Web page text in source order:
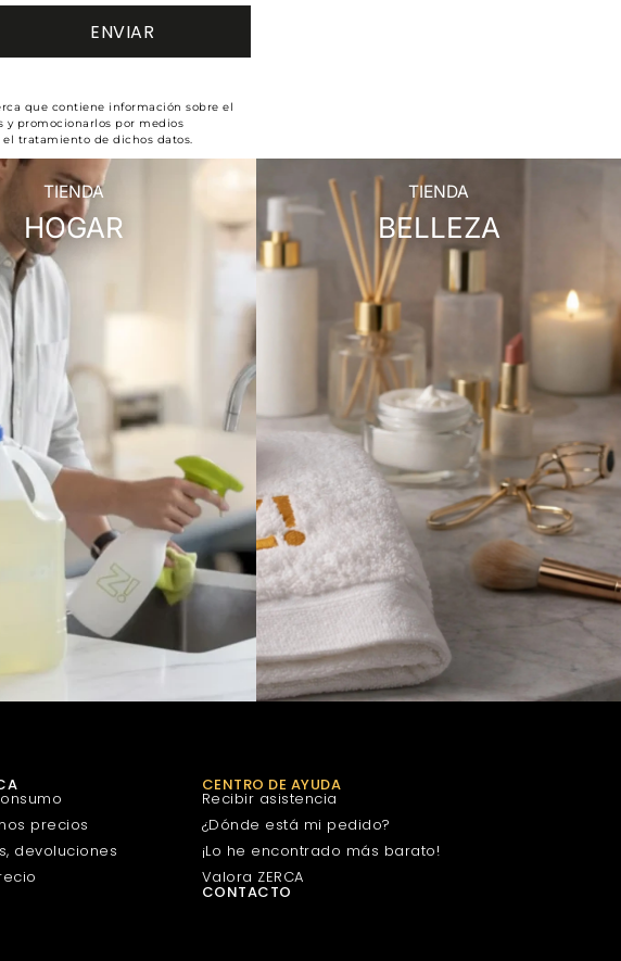
que contiene información sobre el
y promocionarlos por medios
tratamiento de dichos datos.
TIENDA
HOGAR
TIENDA
BELLEZA
precios
devoluciones
CENTRO DE AYUDA
Recibir asistencia
¿Dónde está mi pedido?
¡Lo he encontrado más barato!
Valora ZERCA
CONTACTO